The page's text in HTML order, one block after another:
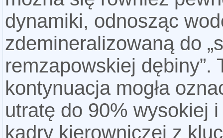
dynamiki, odnosząc
zdemineralizowaną do
remzapowskiej dębiny”.
kontynuacja mogła
utratę do 90% wysokiej
kadry kierowniczej z